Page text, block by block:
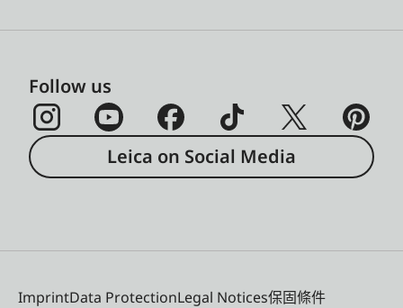
Follow us
Leica on Social Media
ImprintData ProtectionLegal Notices保固條件